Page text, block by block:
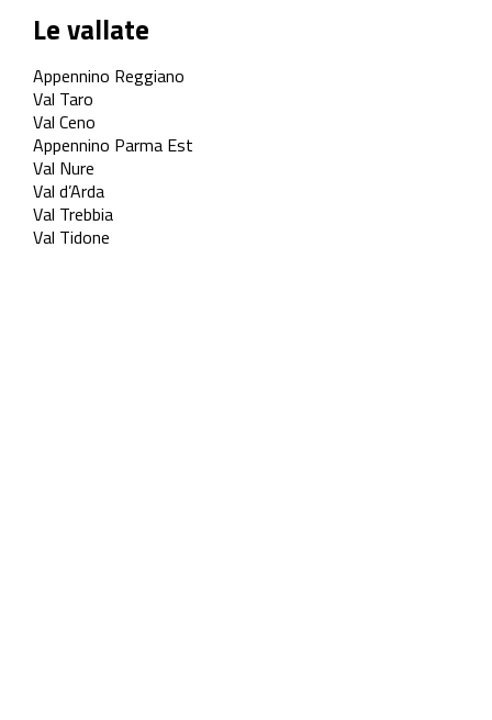
Le vallate
Appennino Reggiano
Val Taro
Val Ceno
Appennino Parma Est
Val Nure
Val d’Arda
Val Trebbia
Val Tidone